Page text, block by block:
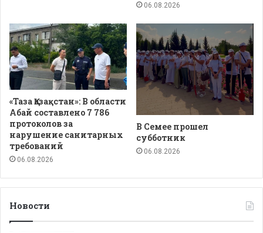
06.08.2026
«Таза Қазақстан»: В области
Абай составлено 7 786
протоколов за
нарушение санитарных
требований
06.08.2026
В Семее прошел
субботник
06.08.2026
Новости